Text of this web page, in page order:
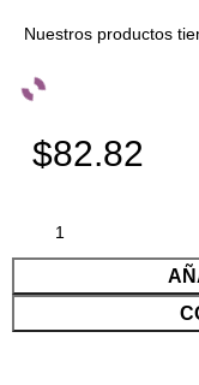
Nuestros productos
$82.82